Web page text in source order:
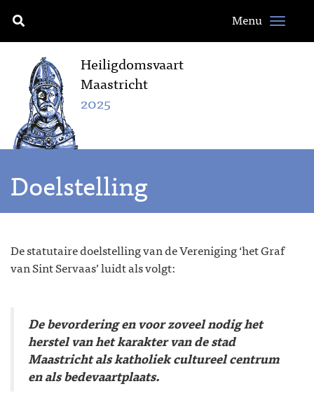
Menu
Heiligdomsvaart
Maastricht
2025
Doelstelling
De statutaire doelstelling van de Vereniging ‘het Graf
van Sint Servaas’ luidt als volgt:
De bevordering en voor zoveel nodig het
herstel van het karakter van de stad
Maastricht als katholiek cultureel centrum
en als bedevaartplaats.